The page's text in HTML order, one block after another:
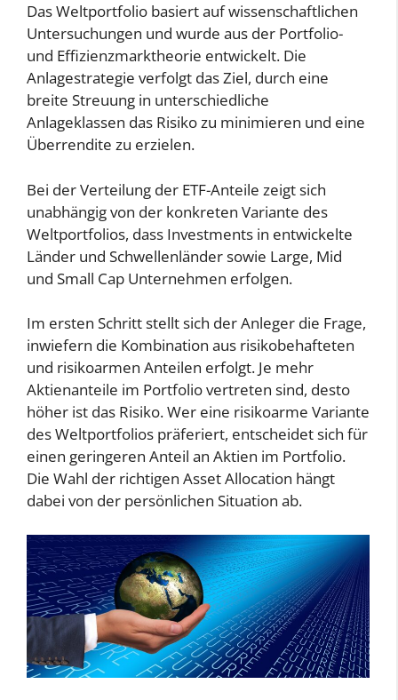
Das Weltportfolio basiert auf wissenschaftlichen
Untersuchungen und wurde aus der Portfolio-
und Effizienzmarktheorie entwickelt. Die
Anlagestrategie verfolgt das Ziel, durch eine
breite Streuung in unterschiedliche
Anlageklassen das Risiko zu minimieren und eine
Überrendite zu erzielen.
Bei der Verteilung der ETF-Anteile zeigt sich
unabhängig von der konkreten Variante des
Weltportfolios, dass Investments in entwickelte
Länder und Schwellenländer sowie Large, Mid
und Small Cap Unternehmen erfolgen.
Im ersten Schritt stellt sich der Anleger die Frage,
inwiefern die Kombination aus risikobehafteten
und risikoarmen Anteilen erfolgt. Je mehr
Aktienanteile im Portfolio vertreten sind, desto
höher ist das Risiko. Wer eine risikoarme Variante
des Weltportfolios präferiert, entscheidet sich für
einen geringeren Anteil an Aktien im Portfolio.
Die Wahl der richtigen Asset Allocation hängt
dabei von der persönlichen Situation ab.